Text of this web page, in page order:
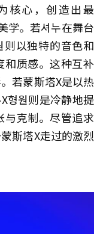
核心，创造出最
。若셔누在舞台
则以独特的音色和
和质感。这种互补
若蒙斯塔X是以热
형원则是冷静地提
与克制。尽管追求
斯塔X走过的激烈